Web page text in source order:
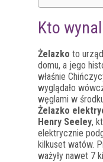
Kto
Żelazko to
domu, a jego
właśnie
wyglądało
węglami w
Żelazko
Henry Seeley,
elektrycznie
kilkuset watów.
ważyły nawet 7